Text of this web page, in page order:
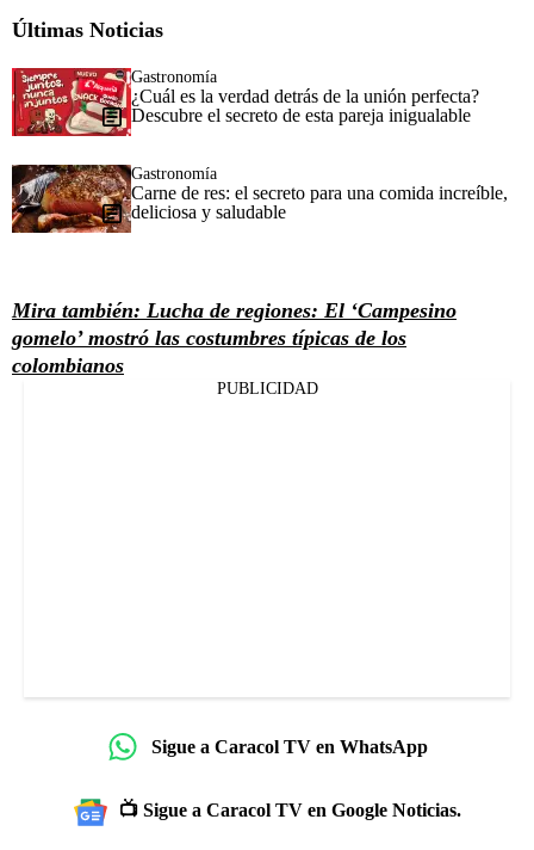
Últimas Noticias
Gastronomía
¿Cuál es la verdad detrás de la unión perfecta?
Descubre el secreto de esta pareja inigualable
Gastronomía
Carne de res: el secreto para una comida increíble,
deliciosa y saludable
Mira también: Lucha de regiones: El ‘Campesino
gomelo’ mostró las costumbres típicas de los
colombianos
PUBLICIDAD
Sigue a Caracol TV en WhatsApp
📺 Sigue a Caracol TV en Google Noticias.